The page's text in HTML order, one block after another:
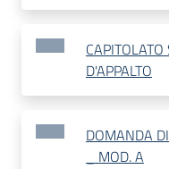
CAPITOLATO
D'APPALTO
DOMANDA
_ MOD. A